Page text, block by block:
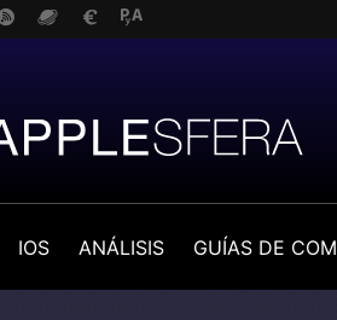
IOS ANÁLISIS GUÍAS DE